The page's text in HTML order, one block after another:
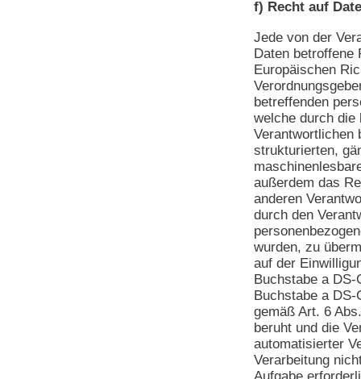
f) Recht auf
Jede von der
Daten betroffene
Europäischen
betreffenden
welche durch die
Verantwortlichen
strukturierten,
außerdem das
anderen
durch den
wurden, zu
auf der
Buchstabe a
Buchstabe a
gemäß Art. 6
beruht und die
automatisierter
Verarbeitung